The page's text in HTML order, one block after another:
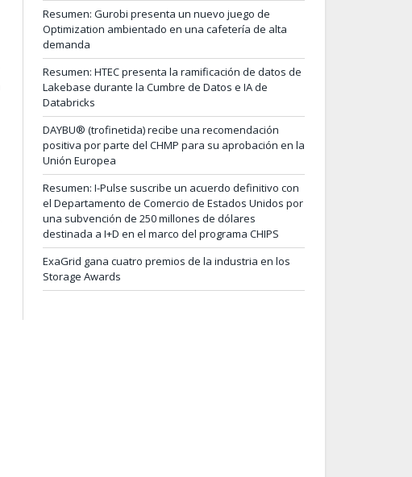
Resumen: Gurobi presenta un nuevo juego de
Optimization ambientado en una cafetería de alta
demanda
Resumen: HTEC presenta la ramificación de datos de
Lakebase durante la Cumbre de Datos e IA de
Databricks
DAYBU® (trofinetida) recibe una recomendación
positiva por parte del CHMP para su aprobación en la
Unión Europea
Resumen: I-Pulse suscribe un acuerdo definitivo con
el Departamento de Comercio de Estados Unidos por
una subvención de 250 millones de dólares
destinada a I+D en el marco del programa CHIPS
ExaGrid gana cuatro premios de la industria en los
Storage Awards